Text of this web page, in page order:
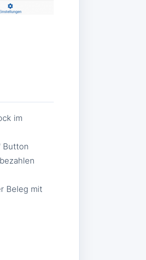
im
Button
Beleg mit